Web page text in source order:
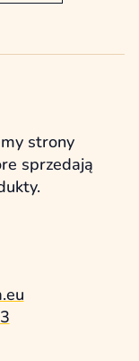
strony
sprzedają